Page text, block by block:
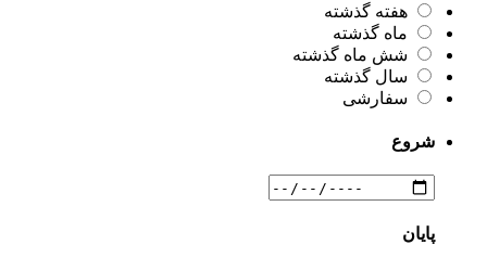
هفته گذشته
ماه گذشته
شش ماه گذشته
سال گذشته
سفارشی
شروع
پایان